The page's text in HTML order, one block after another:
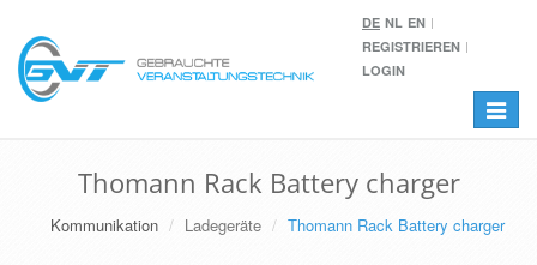
DE NL EN
REGISTRIEREN
LOGIN
Toggle
Thomann Rack Battery charger
Kommunikation Ladegeräte Thomann Rack Battery charger